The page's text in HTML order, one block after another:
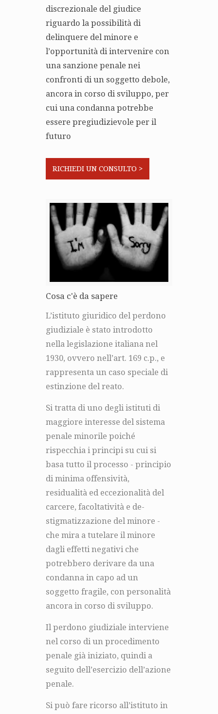
discrezionale del giudice
riguardo la possibilità di
delinquere del minore e
l’opportunità di intervenire con
una sanzione penale nei
confronti di un soggetto debole,
ancora in corso di sviluppo, per
cui una condanna potrebbe
essere pregiudizievole per il
futuro
RICHIEDI UN CONSULTO >
Cosa c'è da sapere
L’istituto giuridico del perdono
giudiziale è stato introdotto
nella legislazione italiana nel
1930, ovvero nell’art. 169 c.p., e
rappresenta un caso speciale di
estinzione del reato.
Si tratta di uno degli istituti di
maggiore interesse del sistema
penale minorile poiché
rispecchia i principi su cui si
basa tutto il processo - principio
di minima offensività,
residualità ed eccezionalità del
carcere, facoltatività e de-
stigmatizzazione del minore -
che mira a tutelare il minore
dagli effetti negativi che
potrebbero derivare da una
condanna in capo ad un
soggetto fragile, con personalità
ancora in corso di sviluppo.
Il perdono giudiziale interviene
nel corso di un procedimento
penale già iniziato, quindi a
seguito dell’esercizio dell’azione
penale.
Si può fare ricorso all’istituto in